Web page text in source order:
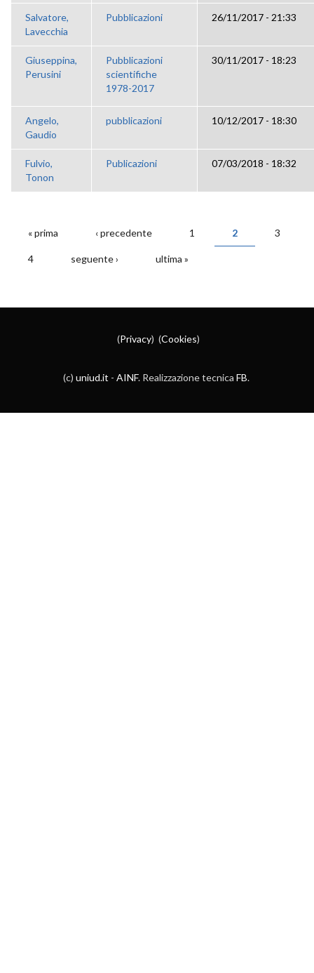
Salvatore,
Lavecchia
Pubblicazioni 26/11/2017 - 21:33
Giuseppina,
Perusini
Pubblicazioni
scientifiche
1978-2017
30/11/2017 - 18:23
Angelo,
Gaudio
pubblicazioni 10/12/2017 - 18:30
Fulvio,
Tonon
Publicazioni 07/03/2018 - 18:32
PAGINE
« prima ‹ precedente 1 2 3
4 seguente › ultima »
(Privacy) (Cookies)
(c) uniud.it - AINF. Realizzazione tecnica FB.